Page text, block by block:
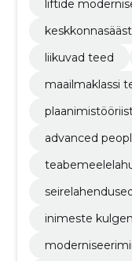
liftide
liikuvad teed
maailmaklassi
advanced
inimeste